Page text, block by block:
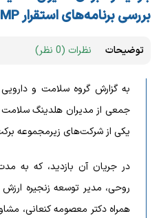
بررسی برنامه‌های استقرار GMP
توضیحات نظرات (0 نظر)
به گزارش گروه سلامت و
جمعی از مدیران هلدینگ سلامت
یکی از شرکت‌های زیرمجموعه
در جریان آن بازدید، که به
روحی، مدیر توسعه زنجیره
همراه دکتر معصومه کنعانی،